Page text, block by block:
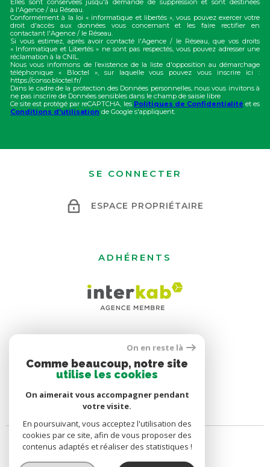
Elles sont conservées jusqu'à demande de suppression et sont destinées
à l'Agence / au Réseau.
Conformément à la loi « informatique et libertés », vous pouvez exercer votre
droit d'accès aux données vous concernant et les faire rectifier en
contactant l'Agence / le Réseau.
Si vous estimez, après avoir contacté l'Agence / le Réseau, que vos droits
« Informatique et Libertés » ne sont pas respectés, vous pouvez adresser une
réclamation à la CNIL.
Nous vous informons de l’existence de la liste d'opposition au démarchage
téléphonique « Bloctel », sur laquelle vous pouvez vous inscrire ici :
https://conso.bloctel.fr/
Dans le cadre de la protection des Données personnelles, nous vous invitons à
ne pas inscrire de Données sensibles dans le champ de saisie libre
Ce site est protégé par reCAPTCHA, les Politiques de Confidentialité et es
Conditions d'utilisation de Google s'appliquent.
SE CONNECTER
ESPACE PROPRIÉTAIRE
ADHÉRENTS
On en reste là
Comme beaucoup, notre site
utilise les cookies
On aimerait vous accompagner pendant
votre visite.
En poursuivant, vous acceptez l'utilisation des
cookies par ce site, afin de vous proposer des
contenus adaptés et réaliser des statistiques !